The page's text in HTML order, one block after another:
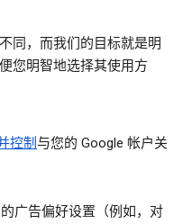
同，而我们的目标就是明
您明智地选择其使用方
控制与您的 Google 帐户关
广告偏好设置（例如，对